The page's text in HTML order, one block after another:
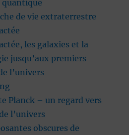
de vie extraterrestre
les galaxies et la
jusqu’aux premiers
l’univers
Planck – un regard vers
l’univers
obscures de